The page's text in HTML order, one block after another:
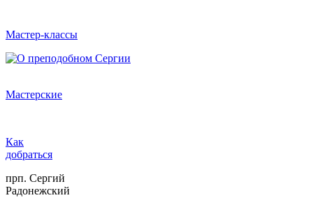
Мастер-классы
Мастерские
Как
добраться
прп. Сергий
Радонежский